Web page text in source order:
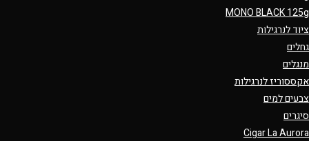
MONO BLACK 125g
ציוד לנרגילות
גחלים
מנגלים
אקססוריז לנרגילות
צבעים למים
סיגרים
Cigar La Aurora